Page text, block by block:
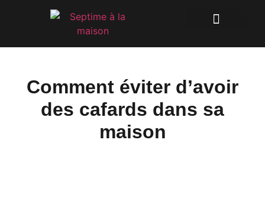
Comment éviter d’avoir
des cafards dans sa
maison